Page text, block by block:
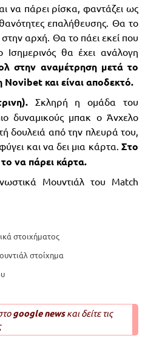
να πάρει ρίσκα, φαντάζει ως
επαλήθευσης. Θα το
αρχή. Θα το πάει εκεί που
θα έχει ανάλογη
στην αναμέτρηση μετά το
και είναι αποδεκτό.
Σκληρή η ομάδα του
δυναμικούς μπακ ο Άνχελο
δουλειά από την πλευρά του,
και να δει μια κάρτα. Στο
να πάρει κάρτα.
Μουντιάλ του Match
στοιχήματος
στοίχημα
google newsκαι δείτε τις